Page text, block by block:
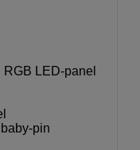
LED-panel
pin